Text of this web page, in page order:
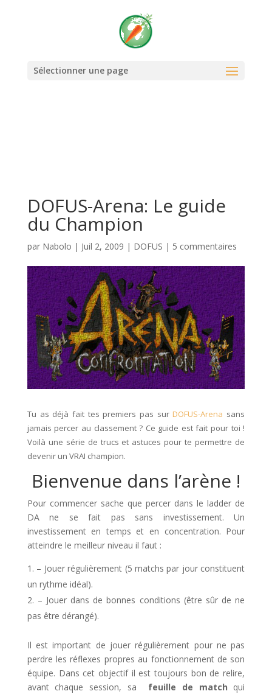
: Use of undefined constant REQUEST_URI - assumed
'REQUEST_URI' (this will throw an Error in a future version of PHP) in
/home/nabolocoms/www/wp-content/themes/Divi-
Sélectionner une page
DOFUS-Arena: Le guide
du Champion
par Nabolo | Juil 2, 2009 | DOFUS | 5 commentaires
Tu as déjà fait tes premiers pas surDOFUS-Arena sans
jamais percer au classement ? Ce guide est fait pour toi !
Voilà une série de trucs et astuces pour te permettre de
devenir un VRAI champion.
Bienvenue dans l’arène !
Pour commencer sache que percer dans le ladder de
DA ne se fait pas sans investissement. Un
investissement en temps et en concentration. Pour
atteindre le meilleur niveau il faut :
– Jouer régulièrement (5 matchs par jour constituent
un rythme idéal).
– Jouer dans de bonnes conditions (être sûr de ne
pas être dérangé).
Il est important de jouer régulièrement pour ne pas
perdre les réflexes propres au fonctionnement de son
équipe. Dans cet objectif il est toujours bon de relire,
avant chaque session, sa feuille de match qui